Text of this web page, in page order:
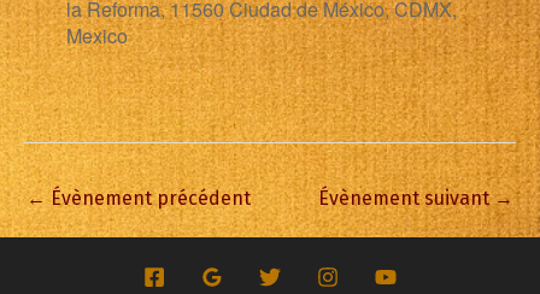
la Reforma, 11560 Ciudad de México, CDMX,
Mexico
←Évènement précédent Évènement suivant→